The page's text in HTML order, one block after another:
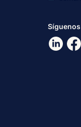
Ir a Ir a